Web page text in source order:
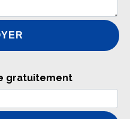
gratuitement